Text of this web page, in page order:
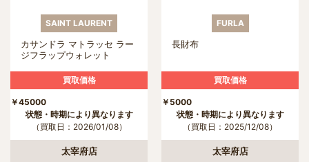
SAINT LAURENT
カサンドラ マトラッセ ラー
ジフラップウォレット
買取価格
￥45000
状態・時期により異なります
（買取日：2026/01/08）
太宰府店
FURLA
長財布
買取価格
￥
状態・時期により異なります
（買取日：2025/12/08）
太宰府店